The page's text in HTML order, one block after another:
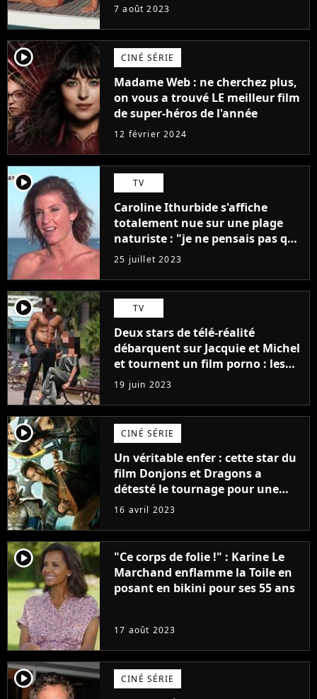
7 août 2023
player2 CINÉ SÉRIE
Madame Web : ne cherchez plus,
on vous a trouvé LE meilleur film
de super-héros de l'année
12 février 2024
player2 TV
Caroline Ithurbide s'affiche
totalement nue sur une plage
naturiste : "je ne pensais pas que
j'arriverais à le faire..."
25 juillet 2023
player2 TV
Deux stars de télé-réalité
débarquent sur Jacquie et Michel
et tournent un film porno : les
premières images du tournage
(exclu)
19 juin 2023
player2 CINÉ SÉRIE
Un véritable enfer : cette star du
film Donjons et Dragons a
détesté le tournage pour une
raison très spéciale
16 avril 2023
player2
"Ce corps de folie !" : Karine Le
Marchand enflamme la Toile en
posant en bikini pour ses 55 ans
17 août 2023
player2 CINÉ SÉRIE